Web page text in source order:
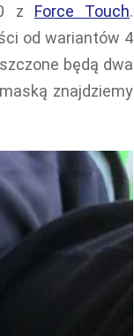
z Force Touch.
od wariantów 4
będą dwa
znajdziemy